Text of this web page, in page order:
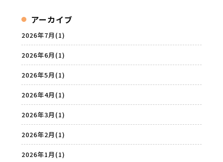
アーカイブ
2026年7月 (1)
2026年6月 (1)
2026年5月 (1)
2026年4月 (1)
2026年3月 (1)
2026年2月 (1)
2026年1月 (1)